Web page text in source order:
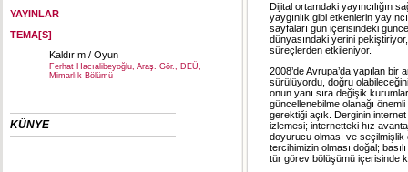
YAYINLAR
TEMA[S]
Kaldırım / Oyun
Ferhat Hacıalibeyoğlu, Araş. Gör., DEÜ,
Mimarlık Bölümü
KÜNYE
Dijital ortamdaki yayıncılığın
yaygınlık gibi etkenlerin
sayfaları gün içerisindeki
dünyasındaki yerini
süreçlerden etkileniyor.
2008’de Avrupa’da yapılan
sürülüyordu, doğru
onun yanı sıra değişik
güncellenebilme olanağı
gerektiği açık. Derginin internet
izlemesi; internetteki hız
doyurucu olması ve
tercihimizin olması doğal;
tür görev bölüşümü içerisinde